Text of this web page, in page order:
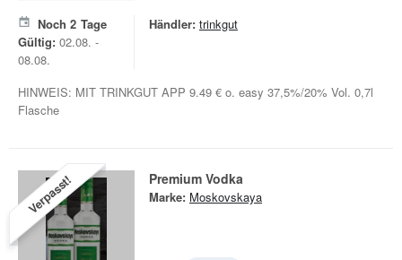
Noch 2 Tage
Gültig: 02.08. -
08.08.
Händler: trinkgut
HINWEIS: MIT TRINKGUT APP 9.49 € o. easy 37,5%/20% Vol. 0,7l
Flasche
Verpasst! Premium Vodka
Marke: Moskovskaya